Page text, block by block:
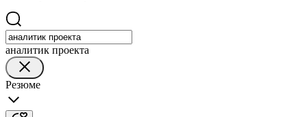
аналитик проекта
Резюме